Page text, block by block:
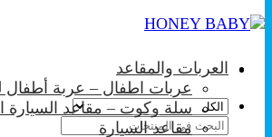
البحث
العربات والمقاعد
عربات اطفال – عربة أطفال
سلة وكوت – مقاعد السيارة
مقاعد السيارة